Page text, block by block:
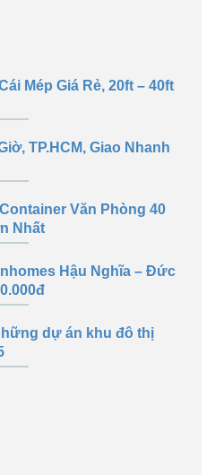
Mép Giá Rẻ, 20ft – 40ft
TP.HCM, Giao Nhanh
Văn Phòng 40
Nhất
Hậu Nghĩa – Đức
dự án khu đô thị